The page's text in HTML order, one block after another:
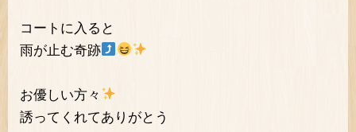
コートに入ると
雨が止む奇跡
お優しい方々
誘ってくれてありがとう